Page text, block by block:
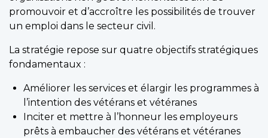
promouvoir et d’accroître les possibilités de trouver
un emploi dans le secteur civil.
La stratégie repose sur quatre objectifs stratégiques
fondamentaux :
Améliorer les services et élargir les programmes à
l’intention des vétérans et vétéranes
Inciter et mettre à l’honneur les employeurs
prêts à embaucher des vétérans et vétéranes